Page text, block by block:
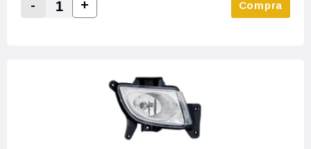
Decrease Quantity:
-
Increase Quantity:
+ Compra